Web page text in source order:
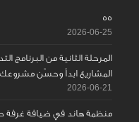
55
2026-06-25
المرحلة الثانية من البرنامج
المشاريع ابدأ وحسّن مشروعك
2026-06-21
منظمة هاند في ضيافة غرفة